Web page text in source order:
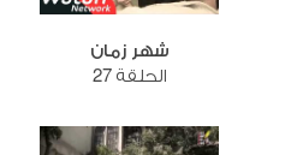
شهر زمان
الحلقة 27